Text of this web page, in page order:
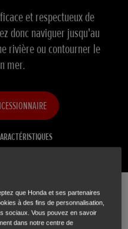
et respectueux de
donc naviguer jusqu'au
rivière ou contourner le
mer.
que Honda et ses partenaires
à des fins de personnalisation,
sociaux. Vous pouvez en savoir
dans notre centre de